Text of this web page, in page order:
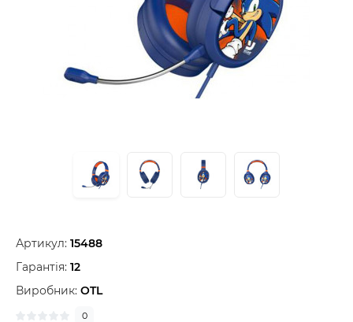
Артикул: 15488
Гарантія: 12
Виробник: OTL
0